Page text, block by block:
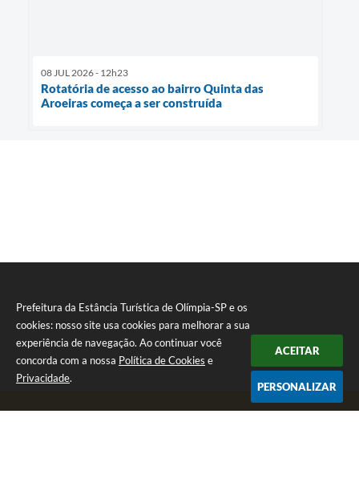
Prefeitura da Estância Turística de Olímpia-SP e os
cookies: nosso site usa cookies para melhorar a sua
experiência de navegação. Ao continuar você
concorda com a nossa Política de Cookies e
Privacidade.
ACEITAR
PERSONALIZAR
08 JUL 2026 - 12h23
Rotatória de acesso ao bairro Quinta das
Aroeiras começa a ser construída